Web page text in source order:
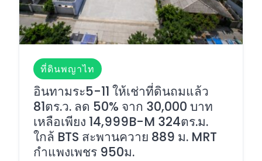
ที่ดินพญาไท
อินทามระ5-11 ให้เช่าที่ดินถมแล้ว
81ตร.ว. ลด 50% จาก 30,000 บาท
เหลือเพียง 14,999B-M 324ตร.ม.
ใกล้ BTS สะพานควาย 889 ม. MRT
กำแพงเพชร 950ม.